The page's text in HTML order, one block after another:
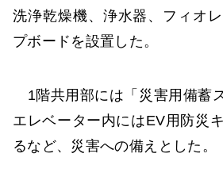
洗浄乾燥機、浄水器、フィオ
プボードを設置した。
1階共用部には「災害用備蓄
エレベーター内にはEV用防災
るなど、災害への備えとした。